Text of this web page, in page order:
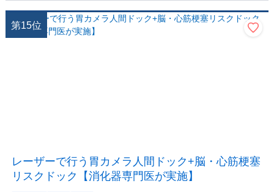
第15位
レーザーで行う胃カメラ人間ドック+脳・心筋梗塞
リスクドック【消化器専門医が実施】